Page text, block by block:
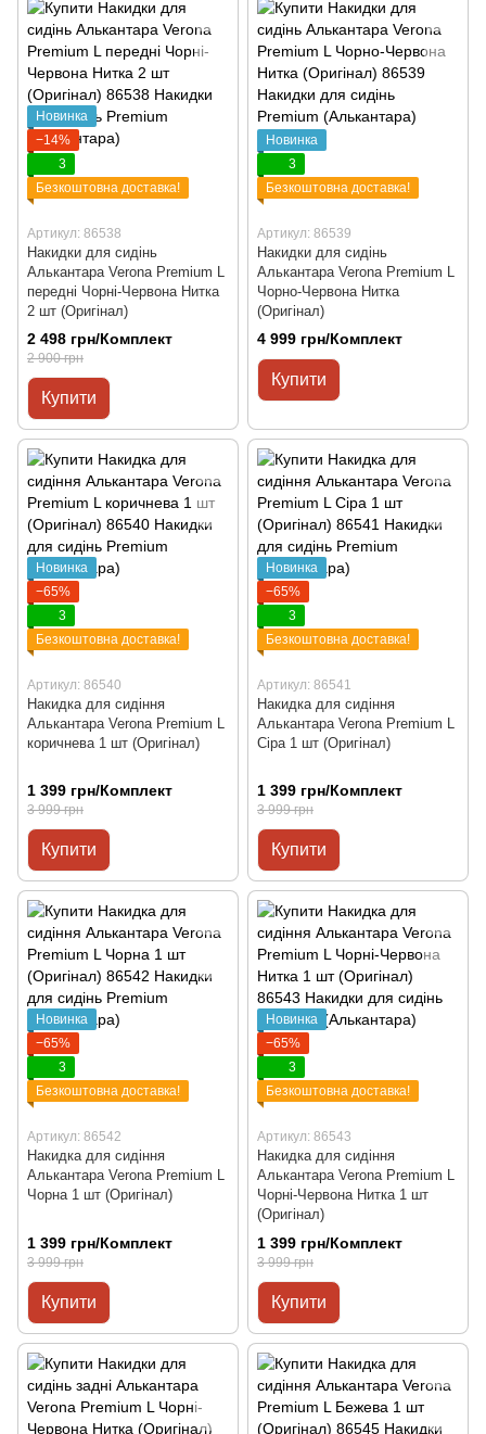
Новинка
−14%
3
Безкоштовна доставка!
Артикул: 86538
Накидки для сидінь
Алькантара Verona Premium L
передні Чорні-Червона Нитка
2 шт (Оригінал)
2 498 грн/Комплект
2 900 грн
Купити
Новинка
3
Безкоштовна доставка!
Артикул: 86539
Накидки для сидінь
Алькантара Verona Premium L
Чорно-Червона Нитка
(Оригінал)
4 999 грн/Комплект
Купити
Новинка
−65%
3
Безкоштовна доставка!
Артикул: 86540
Накидка для сидіння
Алькантара Verona Premium L
коричнева 1 шт (Оригінал)
1 399 грн/Комплект
3 999 грн
Купити
Новинка
−65%
3
Безкоштовна доставка!
Артикул: 86541
Накидка для сидіння
Алькантара Verona Premium L
Сіра 1 шт (Оригінал)
1 399 грн/Комплект
3 999 грн
Купити
Новинка
−65%
3
Безкоштовна доставка!
Артикул: 86542
Накидка для сидіння
Алькантара Verona Premium L
Чорна 1 шт (Оригінал)
1 399 грн/Комплект
3 999 грн
Купити
Новинка
−65%
3
Безкоштовна доставка!
Артикул: 86543
Накидка для сидіння
Алькантара Verona Premium L
Чорні-Червона Нитка 1 шт
(Оригінал)
1 399 грн/Комплект
3 999 грн
Купити